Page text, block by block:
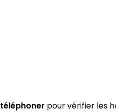
téléphoner pour vérifier les